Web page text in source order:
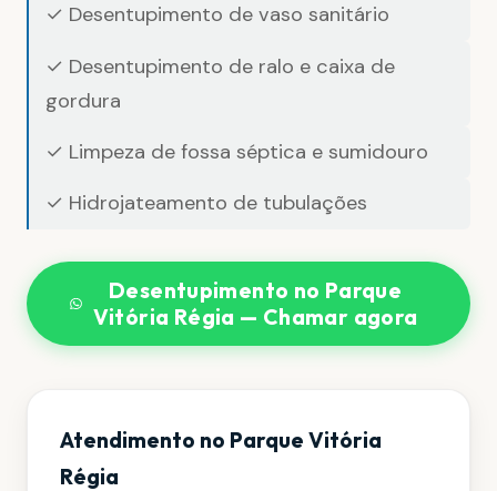
✓ Desentupimento de vaso sanitário
✓ Desentupimento de ralo e caixa de
gordura
✓ Limpeza de fossa séptica e sumidouro
✓ Hidrojateamento de tubulações
Desentupimento no Parque
Vitória Régia — Chamar agora
Atendimento no Parque Vitória
Régia